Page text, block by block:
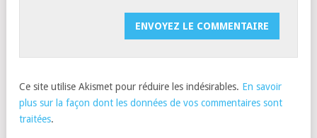
Ce site utilise Akismet pour réduire les indésirables. En savoir
plus sur la façon dont les données de vos commentaires sont
traitées.